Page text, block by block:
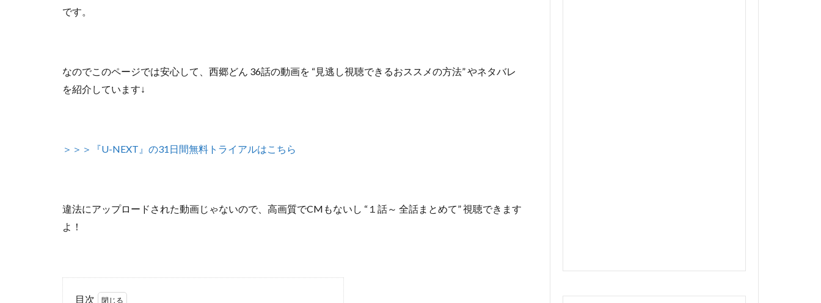
です。
なのでこのページでは安心して、 西郷どん 36話の動画を “見逃し視聴できるおススメの方法”やネタバレ
を紹介しています↓
＞＞＞『U-NEXT』の31日間無料トライアルはこちら
違法にアップロードされた動画じゃないので、高画質でCMもないし “１話～ 全話まとめて”視聴できます
よ！
目次